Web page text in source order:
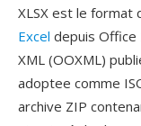
XLSX est le format
Excel depuis Office
XML (OOXML)
adoptee comme
archive ZIP